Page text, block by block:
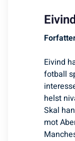
Eivind
fotball
helst
Skal
mot